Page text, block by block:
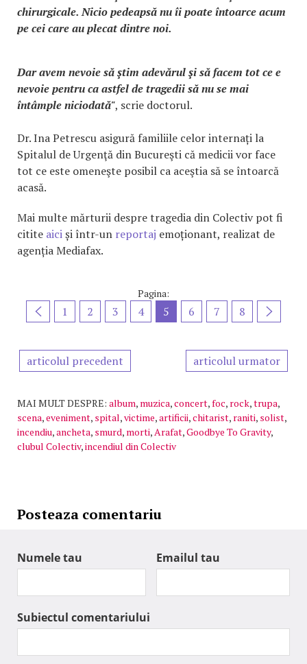
chirurgicale. Nicio pedeapsă nu îi poate întoarce acum
pe cei care au plecat dintre noi.
Dar avem nevoie să ştim adevărul şi să facem tot ce e
nevoie pentru ca astfel de tragedii să nu se mai
întâmple niciodată", scrie doctorul.
Dr. Ina Petrescu asigură familiile celor internați la
Spitalul de Urgenţă din Bucureşti că medicii vor face
tot ce este omeneşte posibil ca aceştia să se întoarcă
acasă.
Mai multe mărturii despre tragedia din Colectiv pot fi
citite aiciși într-un reportaj emoționant, realizat de
agenția Mediafax.
Pagina:
1 2 3 4 5 6 7 8
articolul precedent articolul urmator
MAI MULT DESPRE: album, muzica,concert,foc, rock,trupa,
scena,eveniment, spital,victime,artificii,chitarist, raniti, solist,
incendiu,ancheta, smurd, morti,Arafat,Goodbye To Gravity,
clubul Colectiv,incendiul din Colectiv
Posteaza comentariu
Numele tau Emailul tau
Subiectul comentariului